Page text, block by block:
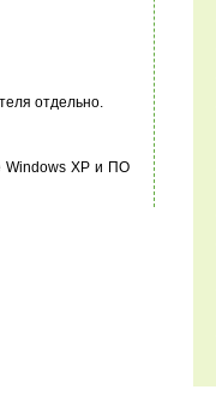
отдельно.
Windows XP и ПО